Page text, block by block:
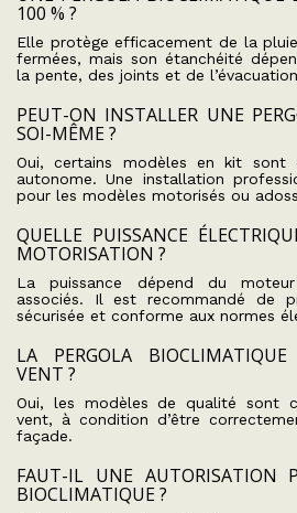
100 % ?
Elle protège efficacement de la
fermées, mais son étanchéité
la pente, des joints et de l’évacuation
PEUT-ON INSTALLER UNE
SOI-MÊME ?
Oui, certains modèles en kit sont
autonome. Une installation
pour les modèles motorisés ou
QUELLE PUISSANCE
MOTORISATION ?
La puissance dépend du
associés. Il est recommandé de
sécurisée et conforme aux normes
LA PERGOLA BIOCLIMATIQUE
VENT ?
Oui, les modèles de qualité sont
vent, à condition d’être
façade.
FAUT-IL UNE AUTORISATION
BIOCLIMATIQUE ?